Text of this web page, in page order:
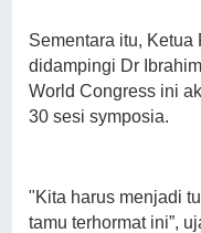
Sementara itu,
didampingi Dr
World Congress ini
30 sesi symposia.
"Kita harus menjadi
tamu terhormat ini”,